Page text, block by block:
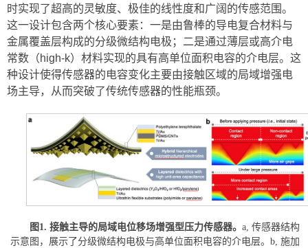
时实现了超高的灵敏度、极佳的线性度和广阔的传感范围。
这一设计包含两个核心要素：一是由鲁棒的导电复合材料与
金属覆盖层构成的分级微结构电极；二是通过薄层或高介电
常数（high-k）材料实现的具有高单位面积电容的介电层。这
种设计使得传感器的电容变化主要由接触区域的局域增强电
场主导，从而突破了传统传感器的性能瓶颈。
图1. 接触主导的局域电位移场增强型压力传感器。 a, 传感器结构
示意图，展示了分级微结构电极与高单位面积电容的介电层。b, 施加